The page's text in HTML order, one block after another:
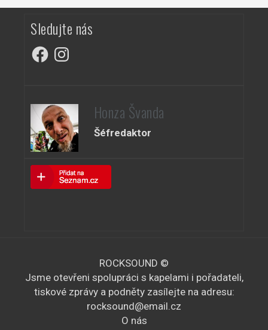
Sledujte nás
FacebookInstagram
Honza Švanda
Šéfredaktor
ROCKSOUND ©
Jsme otevřeni spolupráci s kapelami i pořadateli,
tiskové zprávy a podněty zasílejte na adresu:
rocksound@email.cz
O nás